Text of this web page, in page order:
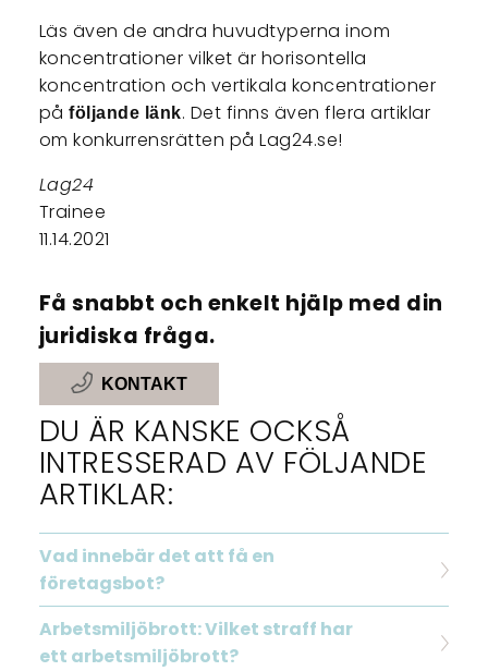
Läs även de andra huvudtyperna inom
koncentrationer vilket är horisontella
koncentration och vertikala koncentrationer
påföljande länk. Det finns även flera artiklar
om konkurrensrätten på Lag24.se!
Lag24
Trainee
11.14.2021
Få snabbt och enkelt hjälp med din
juridiska fråga.
KONTAKT
DU ÄR KANSKE OCKSÅ
INTRESSERAD AV FÖLJANDE
ARTIKLAR:
Vad innebär det att få en
företagsbot?
Arbetsmiljöbrott: Vilket straff har
ett arbetsmiljöbrott?